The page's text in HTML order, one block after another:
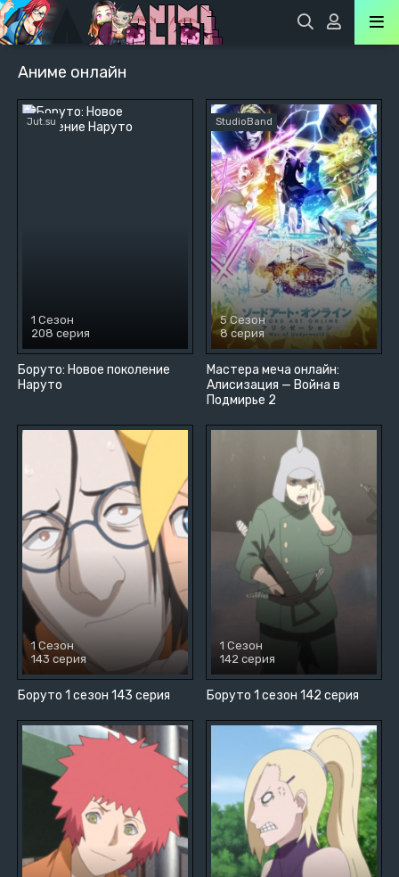
Аниме онлайн
Боруто: Новое поколение
Наруто
Jut.su
1 Сезон
208 серия
Мастера меча онлайн:
Алисизация — Война в
Подмирье 2
StudioBand
5 Сезон
8 серия
Боруто 1 сезон 143 серия
1 Сезон
143 серия
Боруто 1 сезон 142 серия
1 Сезон
142 серия